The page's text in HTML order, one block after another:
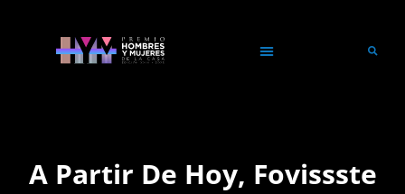
A Partir De Hoy, Fovissste